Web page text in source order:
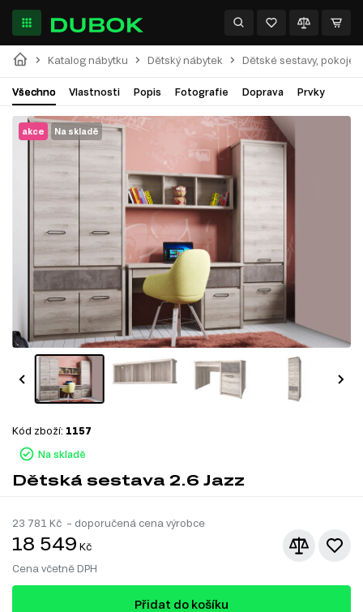
Katalog nábytku Dětský nábytek Dětské sestavy, pokoje
Všechno Vlastnosti Popis Fotografie Doprava Prvky
akce Na skladě
Na skladě
Kód zboží: 1157
Dětská sestava 2.6 Jazz
23 781 Kč – doporučená cena výrobce
18 549 Kč
Cena včetně DPH
Přidat do košíku